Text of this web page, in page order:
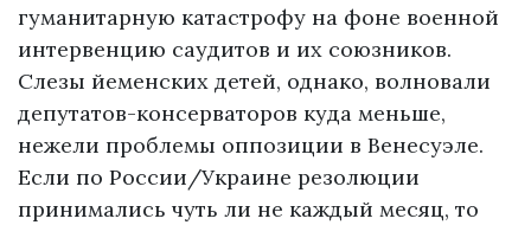
гуманитарную катастрофу на фоне военной
интервенцию саудитов и их союзников.
Слезы йеменских детей, однако, волновали
депутатов-консерваторов куда меньше,
нежели проблемы оппозиции в Венесуэле.
Если по России/Украине резолюции
принимались чуть ли не каждый месяц, то